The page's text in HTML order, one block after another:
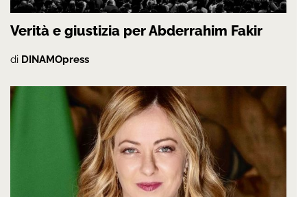
Verità e giustizia per Abderrahim Fakir
di DINAMOpress